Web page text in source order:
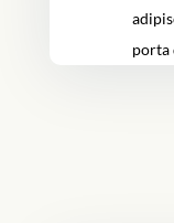
porta